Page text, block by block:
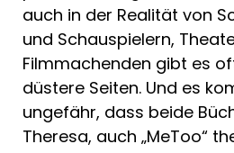
auch in der Realität von
und Schauspielern,
Filmmachenden gibt es
düstere Seiten. Und es
ungefähr, dass beide
Theresa, auch „MeToo“